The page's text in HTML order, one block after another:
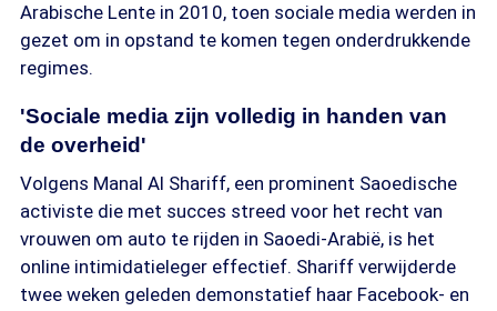
Arabische Lente in 2010, toen sociale media werden in
gezet om in opstand te komen tegen onderdrukkende
regimes.
'Sociale media zijn volledig in handen van
de overheid'
Volgens Manal Al Shariff, een prominent Saoedische
activiste die met succes streed voor het recht van
vrouwen om auto te rijden in Saoedi-Arabië, is het
online intimidatieleger effectief. Shariff verwijderde
twee weken geleden demonstatief haar Facebook- en